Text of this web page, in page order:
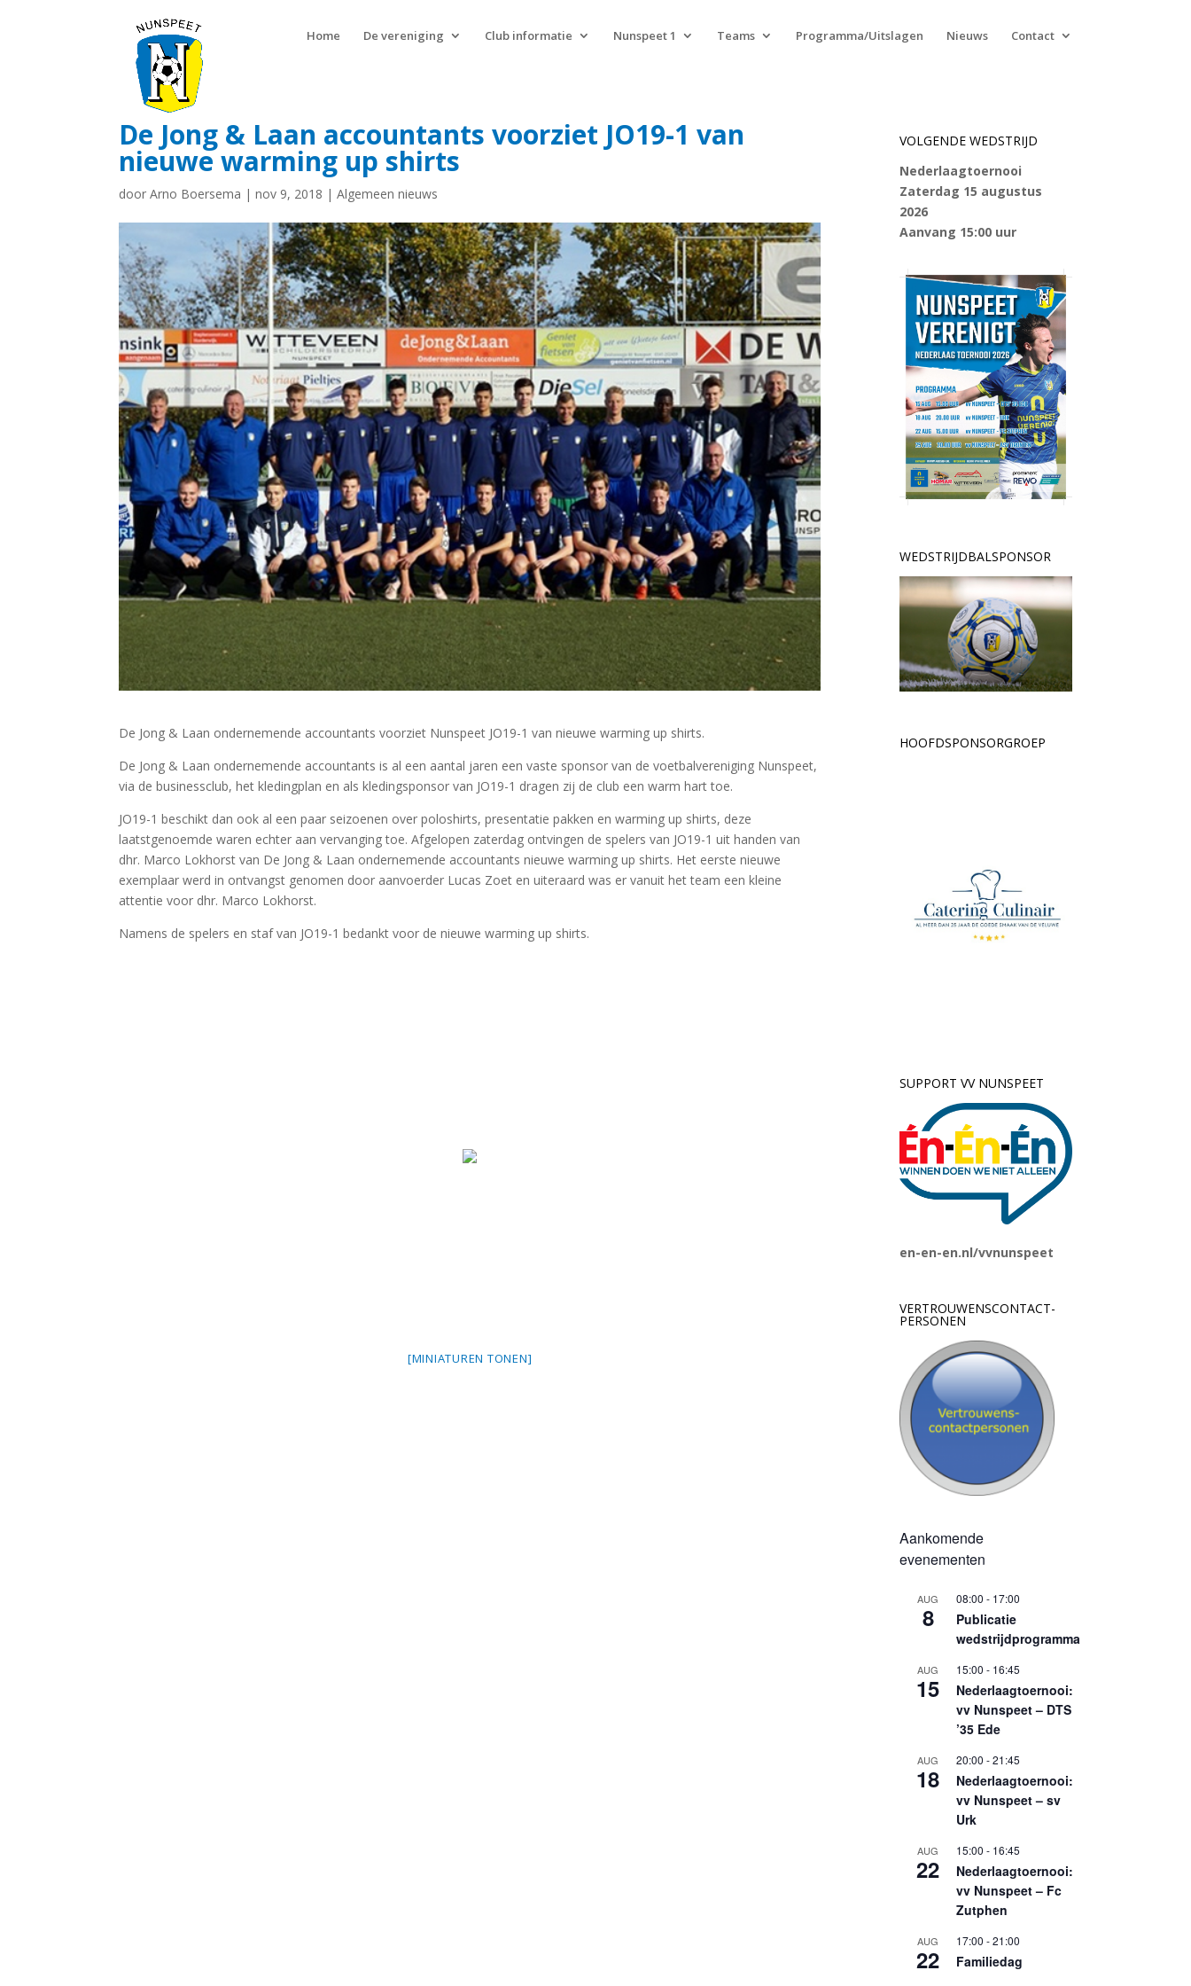
Home De vereniging Club informatie Nunspeet 1 Teams Programma/Uitslagen Nieuws Contact
De Jong & Laan accountants voorziet JO19-1 van
nieuwe warming up shirts
doorArno Boersema |nov 9, 2018 |Algemeen nieuws
De Jong & Laan ondernemende accountants voorziet Nunspeet JO19-1 van nieuwe warming up shirts.
De Jong & Laan ondernemende accountants is al een aantal jaren een vaste sponsor van de voetbalvereniging Nunspeet,
via de businessclub, het kledingplan en als kledingsponsor van JO19-1 dragen zij de club een warm hart toe.
JO19-1 beschikt dan ook al een paar seizoenen over poloshirts, presentatie pakken en warming up shirts, deze
laatstgenoemde waren echter aan vervanging toe. Afgelopen zaterdag ontvingen de spelers van JO19-1 uit handen van
dhr. Marco Lokhorst van De Jong & Laan ondernemende accountants nieuwe warming up shirts. Het eerste nieuwe
exemplaar werd in ontvangst genomen door aanvoerder Lucas Zoet en uiteraard was er vanuit het team een kleine
attentie voor dhr. Marco Lokhorst.
Namens de spelers en staf van JO19-1 bedankt voor de nieuwe warming up shirts.
[MINIATUREN TONEN]
VOLGENDE WEDSTRIJD
Nederlaagtoernooi
Zaterdag 15 augustus
2026
Aanvang 15:00 uur
WEDSTRIJDBALSPONSOR
HOOFDSPONSORGROEP
SUPPORT VV NUNSPEET
en-en-en.nl/vvnunspeet
VERTROUWENSCONTACT-
PERSONEN
Aankomende
evenementen
AUG
8
08:00 - 17:00
Publicatie
wedstrijdprogramma
AUG
15
15:00 - 16:45
Nederlaagtoernooi:
vv Nunspeet – DTS
’35 Ede
AUG
18
20:00 -21:45
Nederlaagtoernooi:
vv Nunspeet – sv
Urk
AUG
22
15:00 - 16:45
Nederlaagtoernooi:
vv Nunspeet – Fc
Zutphen
AUG
22
17:00 -21:00
Familiedag